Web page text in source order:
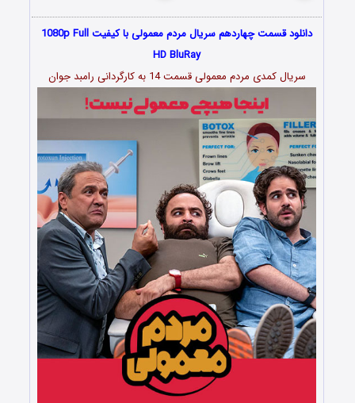
دانلود قسمت چهاردهم سریال مردم معمولی با کیفیت 1080p Full
HD BluRay
سریال کمدی مردم معمولی قسمت 14 به کارگردانی رامبد جوان